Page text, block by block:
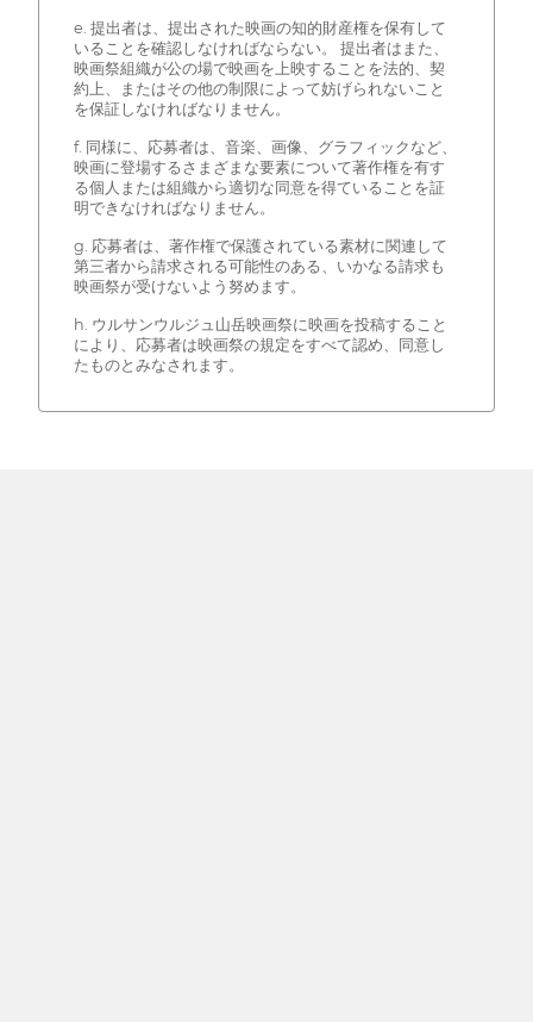
e. 提出者は、提出された映画の知的財産権を保有して
いることを確認しなければならない。 提出者はまた、
映画祭組織が公の場で映画を上映することを法的、契
約上、またはその他の制限によって妨げられないこと
を保証しなければなりません。
f. 同様に、応募者は、音楽、画像、グラフィックなど、
映画に登場するさまざまな要素について著作権を有す
る個人または組織から適切な同意を得ていることを証
明できなければなりません。
g. 応募者は、著作権で保護されている素材に関連して
第三者から請求される可能性のある、いかなる請求も
映画祭が受けないよう努めます。
h. ウルサンウルジュ山岳映画祭に映画を投稿すること
により、応募者は映画祭の規定をすべて認め、同意し
たものとみなされます。